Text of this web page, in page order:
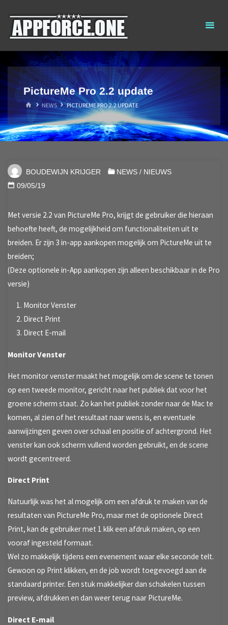
naar
PictureMe Pro 2.2 update
HOMENEWS PICTUREME PRO 2.2 UPDATE
BOUDEWIJN KRIJGER NEWS / NIEUWS
09/05/19
Met versie 2.2 van PictureMe Pro, krijgt de gebruiker die hieraan
behoefte heeft, de mogelijkheid om functionaliteiten uit te
breiden. Er zijn 3 in-app aankopen mogelijk om PictureMe uit te
breiden;
(Deze optionele in-App aankopen zijn alleen beschikbaar in de Pro
versie)
Monitor Venster
Direct Print
Direct E-mail
Monitor Venster
Het monitor venster maakt het mogelijk om de scene te tonen
op een tweede monitor, gericht naar het publiek dat voor het
groene scherm staat. Zo kan het publiek zonder naar de Mac te
komen, al zien of het resultaat naar wens is, en eventuele
aanwijzingen geven over schaal en positie of achtergrond. Het
venster kan ook scherm vullend worden gebruikt, en de scene
wordt gecentreerd.
Direct Print
Natuurlijk was het al mogelijk om een afdruk te maken van de
resultaten van PictureMe Pro, maar met de optionele Direct
Print, kan de gebruiker met 1 klik een afdruk maken, op een
vooraf ingesteld formaat.
Wel zo makkelijk tijdens een evenement waar elke seconde telt.
Gewoon op Print klikken, en de job wordt toegevoegd aan de
standaard printer. Een stuk makkelijker dan schakelen tussen
preview, afdrukken en dan weer terug naar PictureMe.
Direct E-mail